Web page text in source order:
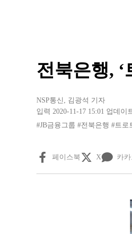
전북은행,
NSP통신 , 김광석 기자
입력 2020-11-17 15:01 업데이
#JB금융그룹 #전북은행 #트로
페이스북 X 카